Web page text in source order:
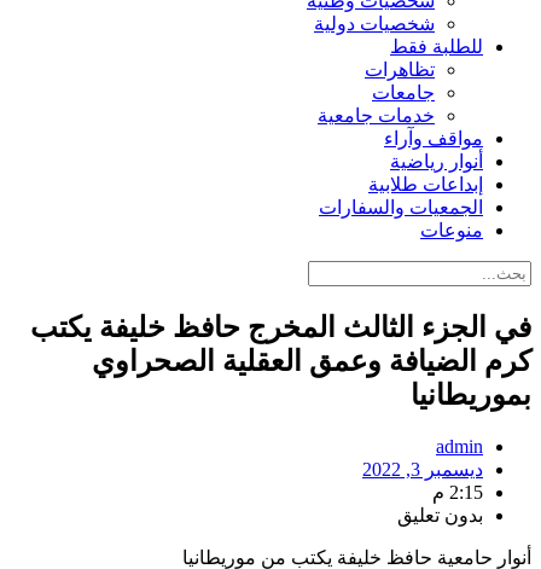
شخصيات دولية
للطلبة فقط
تظاهرات
جامعات
خدمات جامعية
مواقف وآراء
أنوار رياضية
إبداعات طلابية
الجمعيات والسفارات
منوعات
في الجزء الثالث المخرج حافظ خليفة يكتب
كرم الضيافة وعمق العقلية الصحراوي
بموريطانيا
admin
ديسمبر 3, 2022
2:15 م
بدون تعليق
أنوار حامعية حافظ خليفة يكتب من موريطانيا